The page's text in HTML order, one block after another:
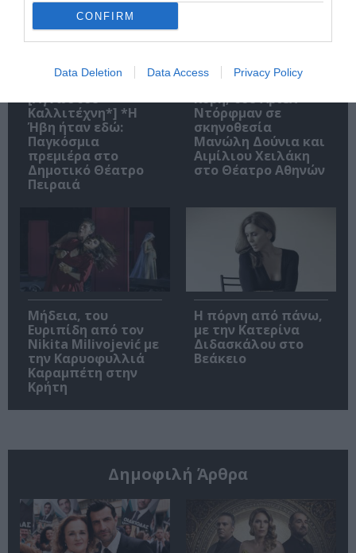
CONFIRM
Data Deletion Data Access Privacy Policy
Artist Unknown*
[Αγνώστου
Καλλιτέχνη*] *Η
Ήβη ήταν εδώ:
Παγκόσμια
πρεμιέρα στο
Δημοτικό Θέατρο
Πειραιά
Ο Θάνατος και η
Κόρη, του Άριελ
Ντόρφμαν σε
σκηνοθεσία
Μανώλη Δούνια και
Αιμίλιου Χειλάκη
στο Θέατρο Αθηνών
Μήδεια, του
Ευριπίδη από τον
Nikita Milivojević με
την Καρυοφυλλιά
Καραμπέτη στην
Κρήτη
Η πόρνη από πάνω,
με την Κατερίνα
Διδασκάλου στο
Βεάκειο
Δημοφιλή Άρθρα